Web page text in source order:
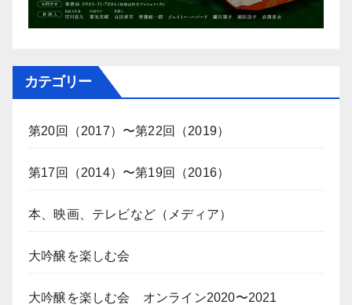
カテゴリー
第20回（2017）〜第22回（2019）
第17回（2014）〜第19回（2016）
本、映画、テレビなど（メディア）
大吟醸を楽しむ会
大吟醸を楽しむ会 オンライン2020〜2021